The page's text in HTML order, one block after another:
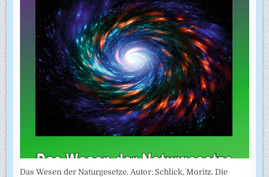
Das Wesen der Naturgesetze. Autor: Schlick, Moritz. Die